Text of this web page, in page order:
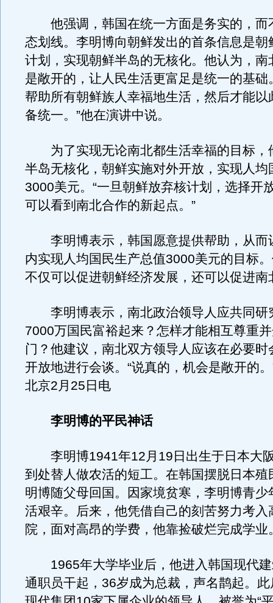
他强调，韩国在统一方面是务实的，而
态划线。李明博向朝鲜发出的首条信息是朝
计划，实现朝鲜半岛的无核化。他认为，南
是敞开的，让人民生活更富足是统一的基础
帮助所有朝鲜族人幸福地生活，然后才能以
备统一。”他在演讲中说。
为了实现无论南北都生活幸福的目标，
半岛无核化，朝鲜实施对外开放，实现人均
3000美元。“一旦朝鲜放弃核计划，选择开
可以看到南北合作的新起点。”
李明博表示，韩国愿意提供帮助，从而
内实现人均国民生产总值3000美元的目标
不仅可以促进朝鲜经济发展，还可以促进南
李明博表示，南北政治领导人应共同研
7000万国民富裕起来？怎样才能相互尊重
门？他建议，南北双方领导人应该在必要时
开放地进行会谈。“说真的，机会是敞开的
北京2月25日电
李明博的平民神话
李明博1941年12月19日出生于日本大
到处替人做农活的短工。在韩国摆脱日本殖
明博随父母回国。因家境贫寒，李明博青少
活艰辛。后来，他凭借自己的刻苦努力考入
院，面对高昂的学费，他靠捡破烂完成学业
1965年大学毕业后，他进入韩国现代建
通职员干起，36岁成为总裁，声名鹊起。